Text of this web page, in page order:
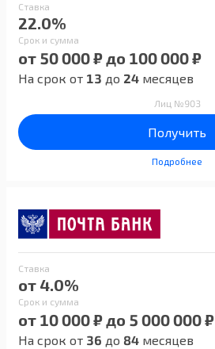
Ставка
22.0%
Срок и сумма
от 50 000 ₽ до 100 000 ₽
На срок от 13 до 24 месяцев
Лиц №903
Получить
Подробнее
Ставка
от 4.0%
Срок и сумма
от 10 000 ₽ до 5 000 000 ₽
На срок от 36 до 84 месяцев